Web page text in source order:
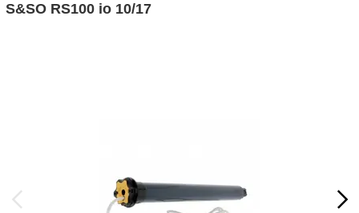
S&SO RS100 io 10/17